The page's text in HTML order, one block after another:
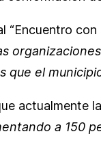
“Encuentro
que el
actualmente
a 150